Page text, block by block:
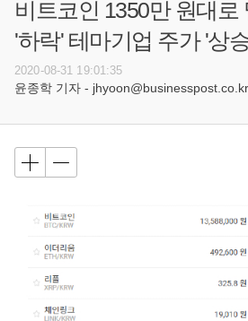
비트코인 1350만 원대로
'하락' 테마기업 주가 '상
2020-08-31 19:01:35
윤종학 기자 - jhyoon@businesspost.co.kr